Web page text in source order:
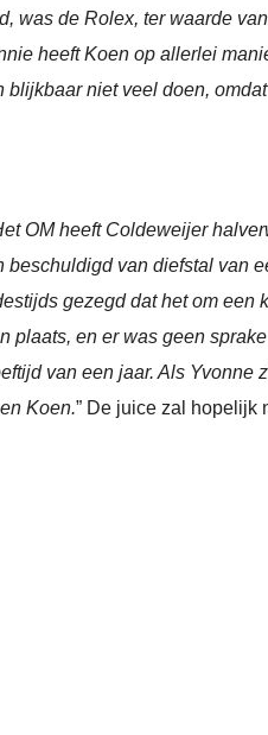
was de Rolex, ter waarde
heeft Koen op allerlei
niet veel doen,
OM heeft Coldeweijer
van diefstal van
gezegd dat het om een
en er was geen
van een jaar. Als
Koen.” De juice zal hopelijk